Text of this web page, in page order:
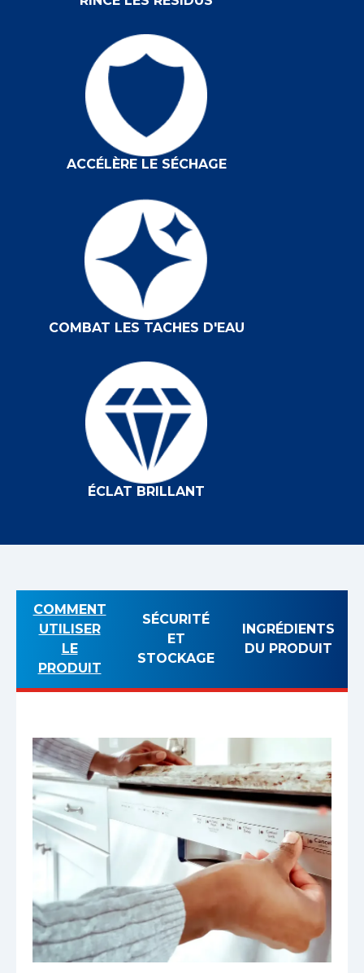
ACCÉLÈRE LE SÉCHAGE
COMBAT LES TACHES D'EAU
ÉCLAT BRILLANT
COMMENT
UTILISER
LE
PRODUIT
SÉCURITÉ
ET
STOCKAGE
INGRÉDIENTS
DU PRODUIT